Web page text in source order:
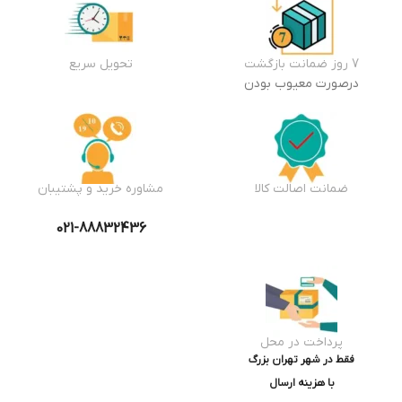
7 روز ضمانت بازگشت
درصورت معیوب بودن
تحویل سریع
ضمانت اصالت کالا مشاوره خرید و پشتیبان
021-88832436
پرداخت در محل
فقط در شهر تهران بزرگ
با هزینه ارسال